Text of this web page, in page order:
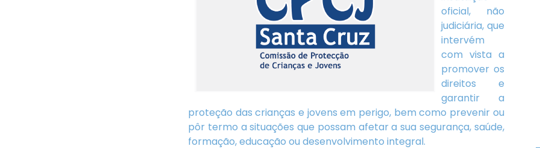
oficial, não
judiciária, que
intervém
com vista a
promover os
direitos e
garantir a
proteção das crianças e jovens em perigo, bem como prevenir ou
pôr termo a situações que possam afetar a sua segurança, saúde,
formação, educação ou desenvolvimento integral.